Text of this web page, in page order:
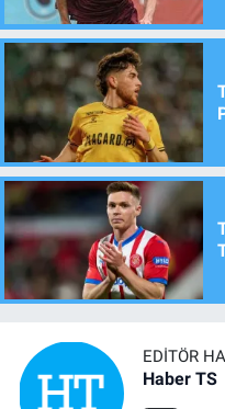
EDITÖR
Haber TS